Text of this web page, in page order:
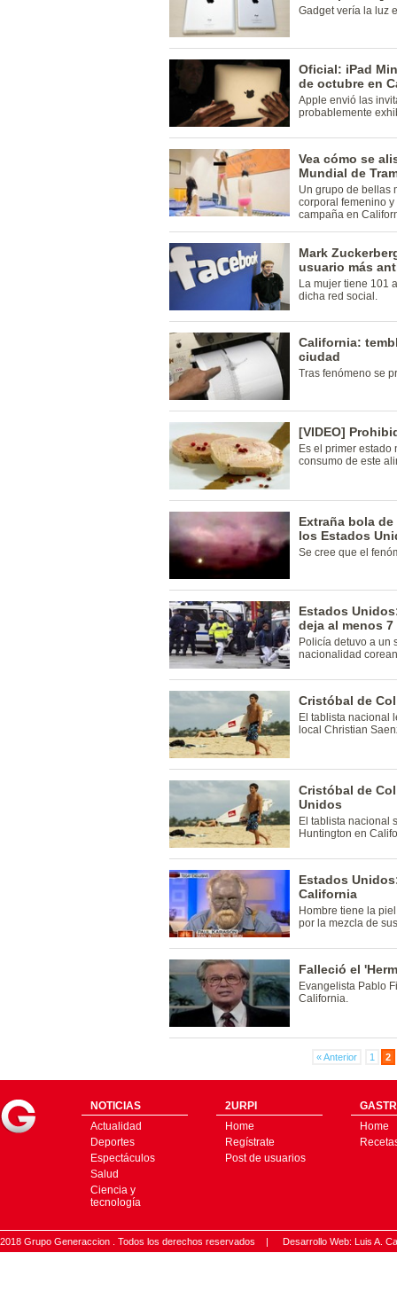
Gadget vería la luz
Oficial: iPad
de octubre en
Apple envió las
probablemente
Vea cómo se
Mundial de
Un grupo de bellas
corporal femenino
campaña en
Mark
usuario más
La mujer tiene 101
dicha red social.
California:
ciudad
Tras fenómeno se
[VIDEO]
Es el primer
consumo de este
Extraña bola
los Estados
Se cree que el
Estados
deja al menos
Policía detuvo a un
nacionalidad
Cristóbal de
El tablista nacional
local Christian
Cristóbal de
Unidos
El tablista nacional
Huntington en
Estados
California
Hombre tiene la
por la mezcla de
Falleció el
Evangelista Pablo
California.
« Anterior 1 2
NOTICIAS
Actualidad
Deportes
Espectáculos
Salud
Ciencia y
tecnología
2URPI
Home
Regístrate
Post de usuarios
Home
2018 Grupo Generaccion . Todos los derechos reservados | Desarrollo Web: Luis